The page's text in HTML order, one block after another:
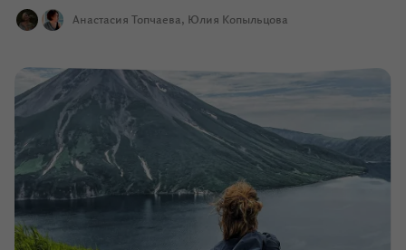
Анастасия Топчаева Юлия Копыльцова